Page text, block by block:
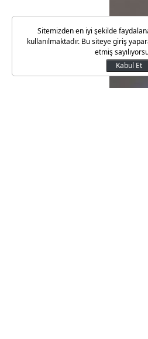
Sitemizden en iyi şekilde
kullanılmaktadır. Bu siteye giriş
etmiş
Kabul Et